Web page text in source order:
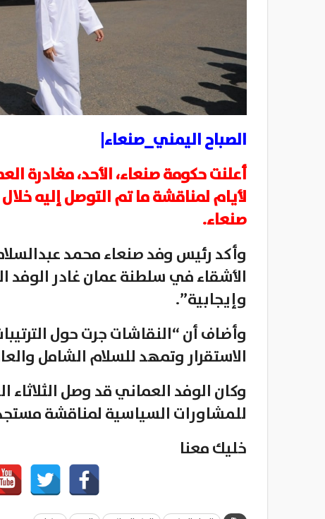
الصباح اليمني_صنعاء|
أعلنت حكومة صنعاء، الأحد، مغادرة
لأيام لمناقشة ما تم التوصل إليه
صنعاء.
وأكد رئيس وفد صنعاء محمد
الأشقاء في سلطنة عمان غادر
وإيجابية”.
وأضاف أن “النقاشات جرت حول
الاستقرار وتمهد للسلام الشامل
وكان الوفد العماني قد وصل
للمشاورات السياسية لمناقشة
خليك معنا